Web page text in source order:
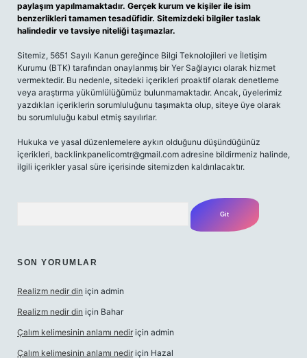
paylaşım yapılmamaktadır. Gerçek kurum ve kişiler ile isim
benzerlikleri tamamen tesadüfidir. Sitemizdeki bilgiler taslak
halindedir ve tavsiye niteliği taşımazlar.
Sitemiz, 5651 Sayılı Kanun gereğince Bilgi Teknolojileri ve İletişim
Kurumu (BTK) tarafından onaylanmış bir Yer Sağlayıcı olarak hizmet
vermektedir. Bu nedenle, sitedeki içerikleri proaktif olarak denetleme
veya araştırma yükümlülüğümüz bulunmamaktadır. Ancak, üyelerimiz
yazdıkları içeriklerin sorumluluğunu taşımakta olup, siteye üye olarak
bu sorumluluğu kabul etmiş sayılırlar.
Hukuka ve yasal düzenlemelere aykırı olduğunu düşündüğünüz
içerikleri, backlinkpanelicomtr@gmail.com adresine bildirmeniz halinde,
ilgili içerikler yasal süre içerisinde sitemizden kaldırılacaktır.
SON YORUMLAR
Realizm nedir din için admin
Realizm nedir din için Bahar
Çalım kelimesinin anlamı nedir için admin
Çalım kelimesinin anlamı nedir için Hazal